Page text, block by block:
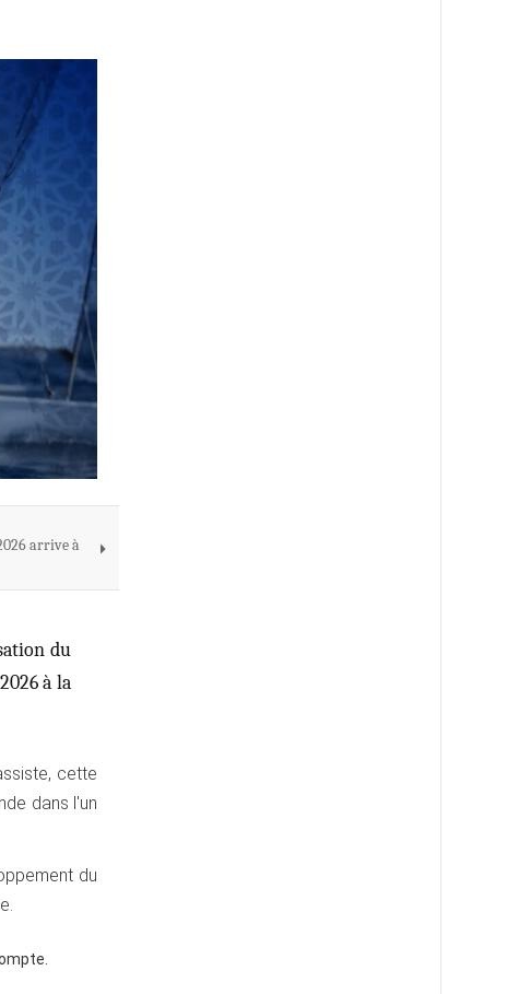
arrive à
du
à la
cette
dans l'un
du